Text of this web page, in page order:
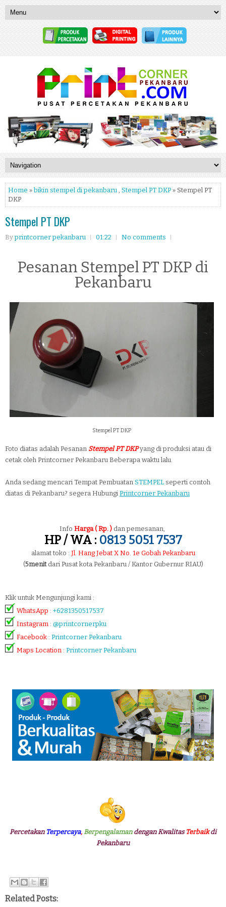
Home »bikin stempel di pekanbaru Stempel PT DKP » Stempel PT
DKP
Stempel PT DKP
Byprintcorner pekanbaru 01:22 No comments
Pesanan Stempel PT DKP di
Pekanbaru
Stempel PT DKP
Foto diatas adalah Pesanan Stempel PT DKPyang di produksi atau di
cetak oleh Printcorner Pekanbaru Beberapa waktu lalu.
Anda sedang mencari Tempat Pembuatan STEMPEL seperti contoh
diatas di Pekanbaru? segera Hubungi Printcorner Pekanbaru
Info Harga ( Rp. ) dan pemesanan,
HP / WA : 0813 5051 7537
alamat toko : Jl. Hang Jebat X No. 1e Gobah Pekanbaru
(5menitdari Pusat kota Pekanbaru / Kantor Gubernur RIAU)
Klik untuk Mengunjungi kami :
WhatsApp : +6281350517537
Instagram : @printcornerpku
Facebook : Printcorner Pekanbaru
Maps Location : Printcorner Pekanbaru
Percetakan Terpercaya, Berpengalamandengan Kwalitas Terbaik di
Pekanbaru
Related Posts: